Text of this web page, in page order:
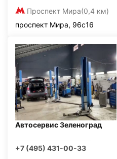
Проспект Мира(0,4 км)
проспект Мира, 96с16
Автосервис Зеленоград
+7 (495) 431-00-33